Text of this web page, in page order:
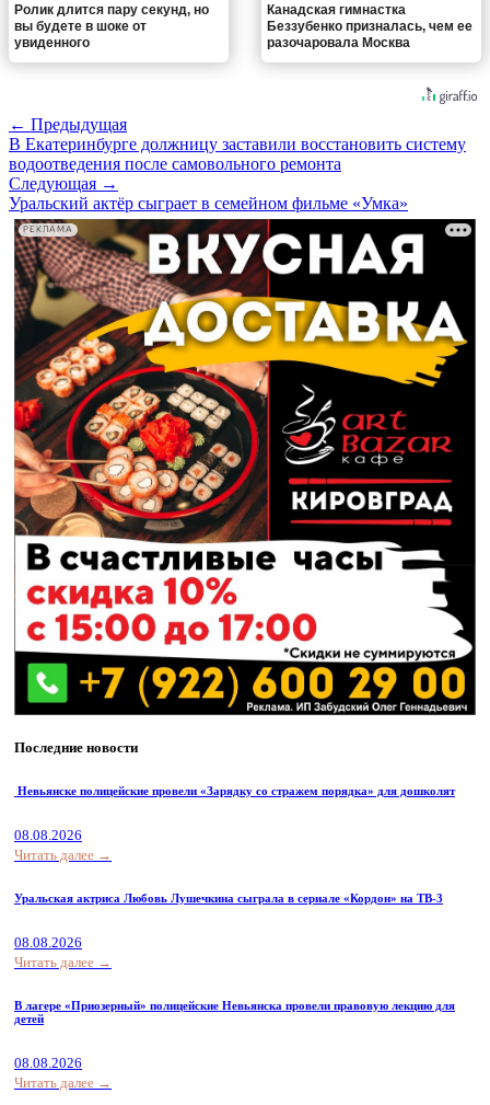
Ролик длится пару секунд, но
вы будете в шоке от
увиденного
Канадская гимнастка
Беззубенко призналась, чем ее
разочаровала Москва
← Предыдущая
В Екатеринбурге должницу заставили восстановить систему
водоотведения после самовольного ремонта
Следующая →
Уральский актёр сыграет в семейном фильме «Умка»
РЕКЛАМА
Последние новости
Невьянске полицейские провели «Зарядку со стражем порядка» для дошколят
08.08.2026
Читать далее →
Уральская актриса Любовь Лушечкина сыграла в сериале «Кордон» на ТВ-3
08.08.2026
Читать далее →
В лагере «Приозерный» полицейские Невьянска провели правовую лекцию для
детей
08.08.2026
Читать далее →